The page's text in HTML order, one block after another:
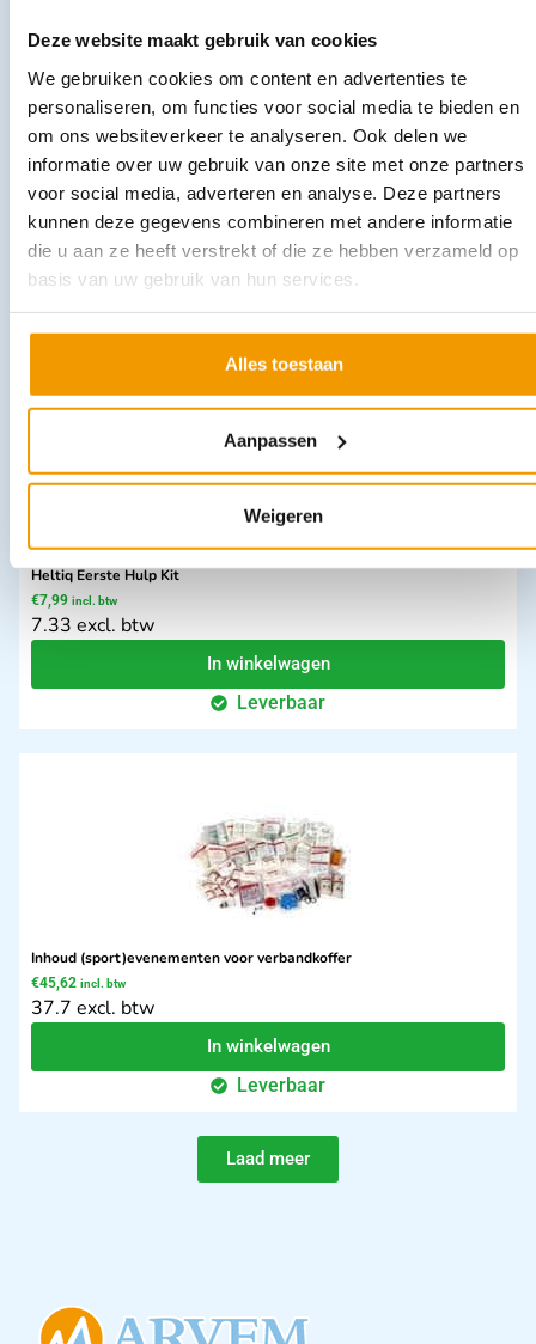
Deze website maakt gebruik van cookies
We gebruiken cookies om content en advertenties te
personaliseren, om functies voor social media te bieden en
om ons websiteverkeer te analyseren. Ook delen we
informatie over uw gebruik van onze site met onze partners
voor social media, adverteren en analyse. Deze partners
kunnen deze gegevens combineren met andere informatie
die u aan ze heeft verstrekt of die ze hebben verzameld op
basis van uw gebruik van hun services.
Alles toestaan
Aanpassen
Weigeren
Inhoud A voor verbandkoffer
€ 32,59 incl. btw
29.9 excl. btw
In winkelwagen
Leverbaar
Heltiq Eerste Hulp Kit
€7,99 incl. btw
7.33 excl. btw
In winkelwagen
Leverbaar
Inhoud (sport)evenementen voor verbandkoffer
€45,62 incl. btw
37.7 excl. btw
In winkelwagen
Leverbaar
Laad meer